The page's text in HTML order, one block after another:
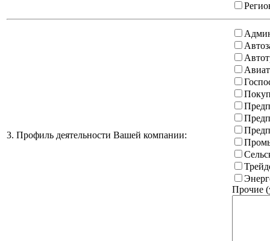
3. Профиль деятельности Вашей компании:
Прочие